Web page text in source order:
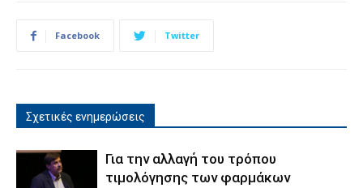
Facebook Twitter
Σχετικές ενημερώσεις
Για την αλλαγή του τρόπου
τιμολόγησης των φαρμάκων